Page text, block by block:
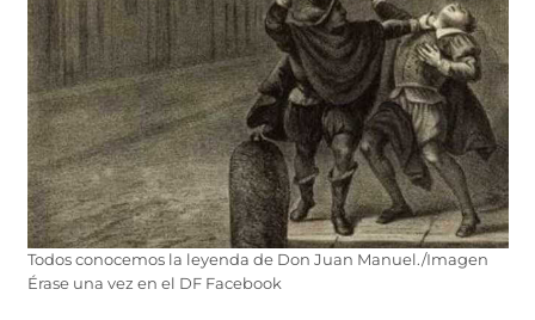
Todos conocemos la leyenda de Don Juan Manuel./Imagen
Érase una vez en el DF Facebook